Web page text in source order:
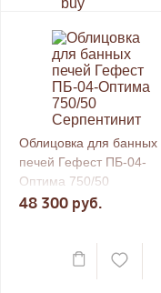
Облицовка для банных
печей Гефест ПБ-04-
Оптима 750/50
Серпентинит
48 300 руб.